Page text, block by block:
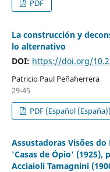
PDF
La construcción y
lo alternativo
DOI: https://doi.org/
Patricio Paul Peñaherrera
29-45
PDF (Español (España))
Assustadoras Visões
'Casas de Ópio' (1925),
Acciaioli Tamagnini